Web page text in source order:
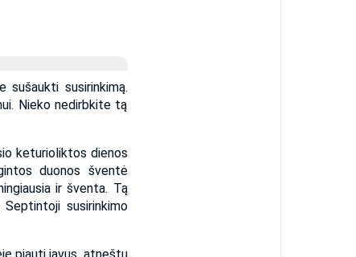
sušaukti susirinkimą.
Nieko nedirbkite tą
keturioliktos dienos
duonos šventė
ir šventa. Tą
Septintoji susirinkimo